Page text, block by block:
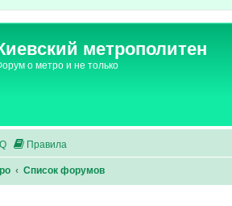
метрополитен
о метро и не только
Правила
Список форумов